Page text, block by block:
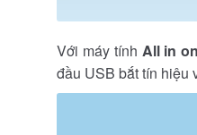
Với máy tính All in
đầu USB bắt tín hiệu